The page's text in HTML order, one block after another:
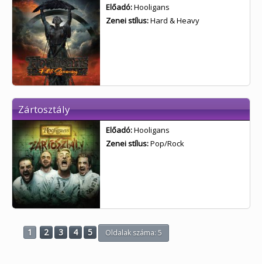
Előadó:Hooligans
Zenei stílus:Hard & Heavy
Zártosztály
Előadó:Hooligans
Zenei stílus:Pop/Rock
1 2 3 4 5 Oldalak száma: 5